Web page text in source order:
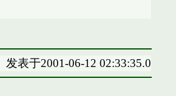
发表于2001-06-12 02:33:35.0